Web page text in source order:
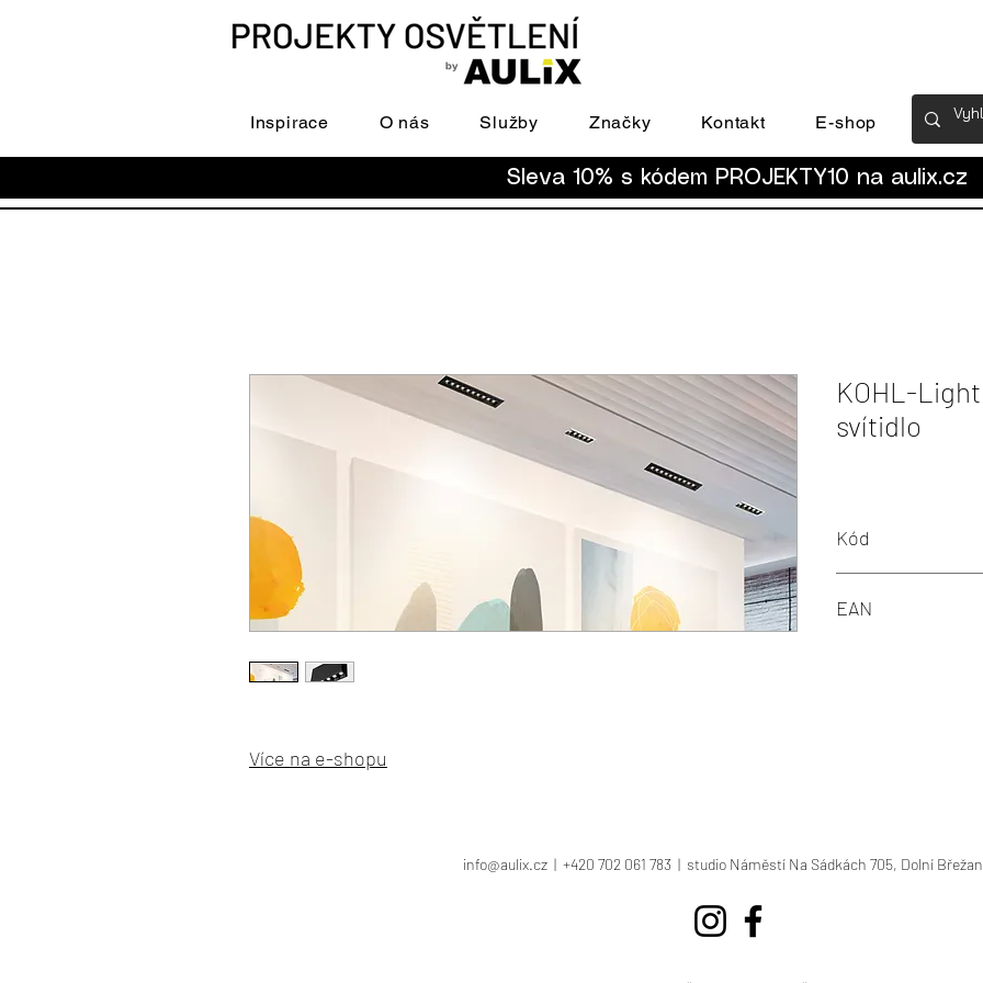
Inspirace O nás Služby Značky Kontakt E-shop
Sleva 10% s kódem PROJEKTY10 na aulix.cz
Více na e-shopu
KOHL-
svítidlo
Kód
EAN
info@aulix.cz | +420 702 061 783 | studio Náměstí Na Sádkách 705, Dolní